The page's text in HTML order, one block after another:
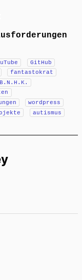
GitHub
fantastokrat
wordpress
autismus